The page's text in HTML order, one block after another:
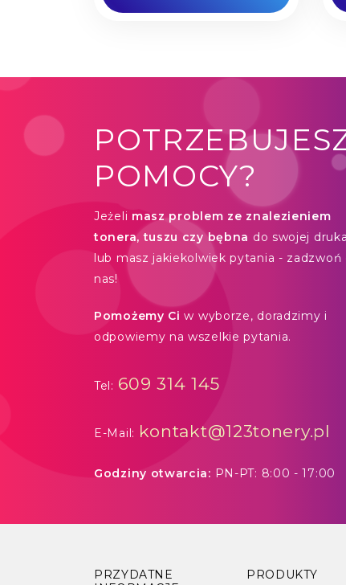
POMOCY?
Jeżeli masz problem ze znalezieniem
tonera, tuszu czy bębna do swojej
lub masz jakiekolwiek pytania - zadzwoń
nas!
Pomożemy Ci w wyborze, doradzimy i
odpowiemy na wszelkie pytania.
Tel: 609 314 145
E-Mail: kontakt@123tonery.pl
Godziny otwarcia: PN-PT: 8:00 - 17:00
PRZYDATNE
PRODUKTY